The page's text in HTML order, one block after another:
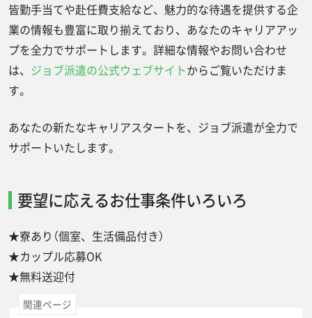
皆勤手当てや赴任費支給など、魅力的な待遇を提供する企
業の情報も豊富に取り揃えており、あなたのキャリアアッ
プを全力でサポートします。詳細な情報やお問い合わせ
は、 ジョブ派遣の公式ウェブサイトからご覧いただけま
す。
あなたの新たなキャリアスタートを、ジョブ派遣が全力で
サポートいたします。
要望に応えるお仕事条件いろいろ
★寮あり（個室、生活備品付き）
★カップル応募OK
★無料送迎付
関連ページ